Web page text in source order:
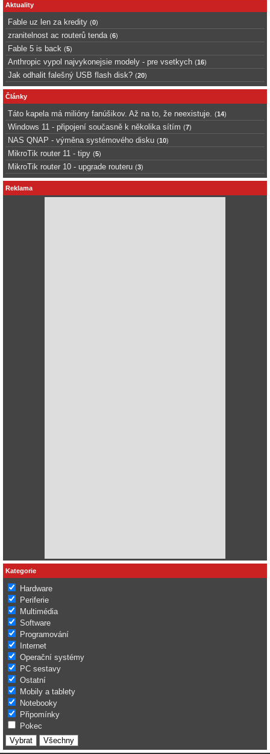
Aktuality
Fable uz len za kredity (0)
zranitelnost ac routerů tenda (6)
Fable 5 is back (5)
Anthropic vypol najvykonejsie modely - pre vsetkych (16)
Jak odhalit falešný USB flash disk? (20)
Články
Táto kapela má milióny fanúšikov. Až na to, že neexistuje. (14)
Windows 11 - připojení současně k několika sítím (7)
NAS QNAP - výměna systémového disku (10)
MikroTik router 11 - tipy (5)
MikroTik router 10 - upgrade routeru (3)
Reklama
Kategorie
Hardware
Periferie
Multimédia
Software
Programování
Internet
Operační systémy
PC sestavy
Ostatní
Mobily a tablety
Notebooky
Připomínky
Pokec